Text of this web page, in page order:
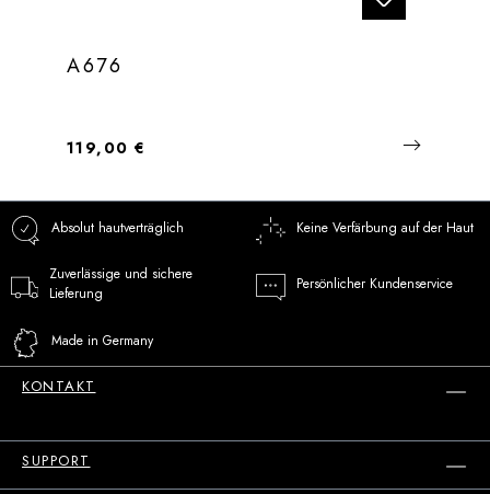
A676
Regulärer Preis:
119,00 €
Absolut hautverträglich Keine Verfärbung auf der Haut
Zuverlässige und sichere
Lieferung
Persönlicher Kundenservice
Made in Germany
KONTAKT
SUPPORT